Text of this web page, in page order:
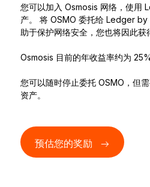
您可以加入 Osmosis 网络，使用
产。 将 OSMO 委托给 Ledger
助于保护网络安全，您也将因此获
Osmosis 目前的年收益率约为 25%
您可以随时停止委托 OSMO，但
资产。
预估您的奖励